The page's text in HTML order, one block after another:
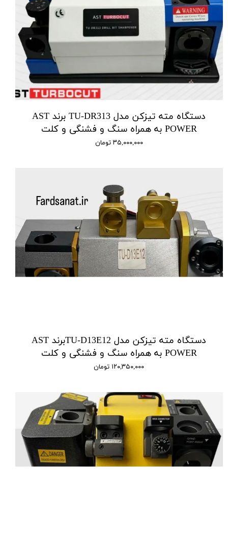
دستگاه مته تیزکن مدل TU-DR313 برند AST
POWER به همراه سنگ و فشنگی و کلت
۳۵,۰۰۰,۰۰۰ تومان
دستگاه مته تیزکن مدل TU-D13E12برند AST
POWER به همراه سنگ و فشنگی و کلت
۱۲۰,۳۵۰,۰۰۰ تومان